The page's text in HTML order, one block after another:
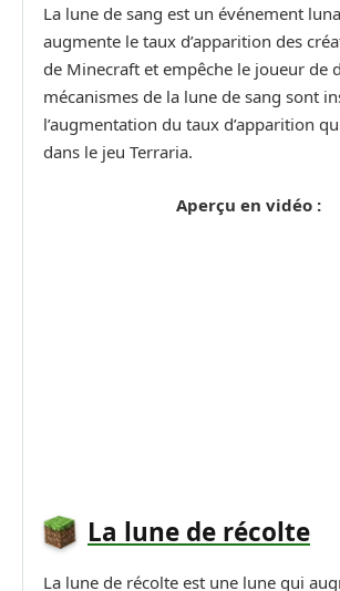
La lune de sang est un événement
augmente le taux d’apparition des
de Minecraft et empêche le joueur de
mécanismes de la lune de sang sont
l’augmentation du taux d’apparition
dans le jeu Terraria.
Aperçu en vidéo :
La lune de récolte
La lune de récolte est une lune qui